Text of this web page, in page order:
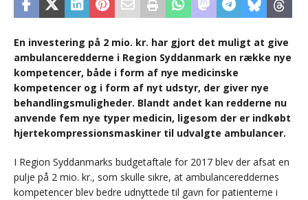
En investering på 2 mio. kr. har gjort det muligt at give
ambulanceredderne i Region Syddanmark en række nye
kompetencer, både i form af nye medicinske
kompetencer og i form af nyt udstyr, der giver nye
behandlingsmuligheder. Blandt andet kan redderne nu
anvende fem nye typer medicin, ligesom der er indkøbt
hjertekompressionsmaskiner til udvalgte ambulancer.
I Region Syddanmarks budgetaftale for 2017 blev der afsat en
pulje på 2 mio. kr., som skulle sikre, at ambulancereddernes
kompetencer blev bedre udnyttede til gavn for patienterne i